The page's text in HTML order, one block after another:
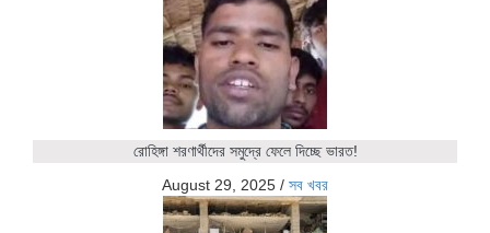
রোহিঙ্গা শরণার্থীদের সমুদ্রে ফেলে দিচ্ছে ভারত!
August 29, 2025 / সব খবর